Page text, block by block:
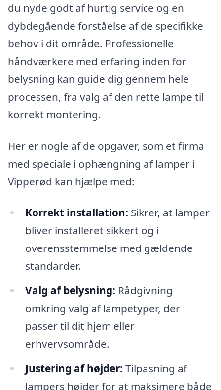
du nyde godt af hurtig service og en
dybdegående forståelse af de specifikke
behov i dit område. Professionelle
håndværkere med erfaring inden for
belysning kan guide dig gennem hele
processen, fra valg af den rette lampe til
korrekt montering.
Her er nogle af de opgaver, som et firma
med speciale i ophængning af lamper i
Vipperød kan hjælpe med:
Korrekt installation: Sikrer, at lamper
bliver installeret sikkert og i
overensstemmelse med gældende
standarder.
Valg af belysning: Rådgivning
omkring valg af lampetyper, der
passer til dit hjem eller
erhvervsområde.
Justering af højder: Tilpasning af
lampers højder for at maksimere både